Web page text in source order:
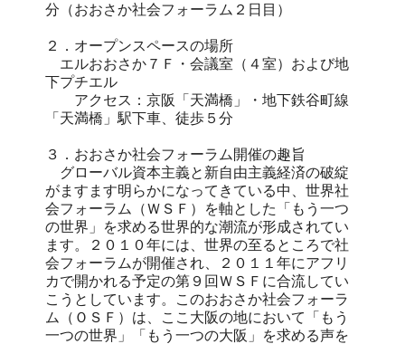
分（おおさか社会フォーラム２日目）
２．オープンスペースの場所
エルおおさか７Ｆ・会議室（４室）および地
下プチエル
アクセス：京阪「天満橋」・地下鉄谷町線
「天満橋」駅下車、徒歩５分
３．おおさか社会フォーラム開催の趣旨
グローバル資本主義と新自由主義経済の破綻
がますます明らかになってきている中、世界社
会フォーラム（ＷＳＦ）を軸とした「もう一つ
の世界」を求める世界的な潮流が形成されてい
ます。２０１０年には、世界の至るところで社
会フォーラムが開催され、２０１１年にアフリ
カで開かれる予定の第９回ＷＳＦに合流してい
こうとしています。このおおさか社会フォーラ
ム（ＯＳＦ）は、ここ大阪の地において「もう
一つの世界」「もう一つの大阪」を求める声を